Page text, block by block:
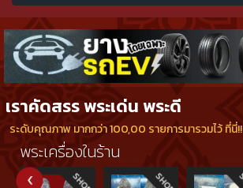
เราคัดสรร พระเด่น พระดี
ระดับคุณภาพ มากกว่า 100,00 รายการมารวมไว้ ที่นี่!!
พระเครื่องในร้าน